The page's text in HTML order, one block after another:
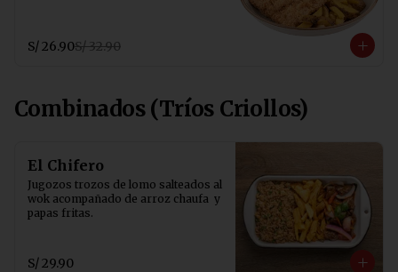
S/ 26.90S/ 32.90
Combinados (Tríos Criollos)
El Chifero
Jugozos trozos de lomo salteados al
wok acompañado de arroz chaufa  y
papas fritas.
S/ 29.90